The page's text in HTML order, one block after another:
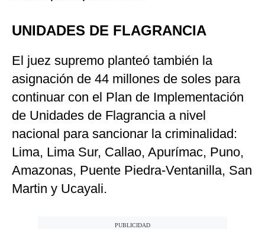
UNIDADES DE FLAGRANCIA
El juez supremo planteó también la
asignación de 44 millones de soles para
continuar con el Plan de Implementación
de Unidades de Flagrancia a nivel
nacional para sancionar la criminalidad:
Lima, Lima Sur, Callao, Apurímac, Puno,
Amazonas, Puente Piedra-Ventanilla, San
Martin y Ucayali.